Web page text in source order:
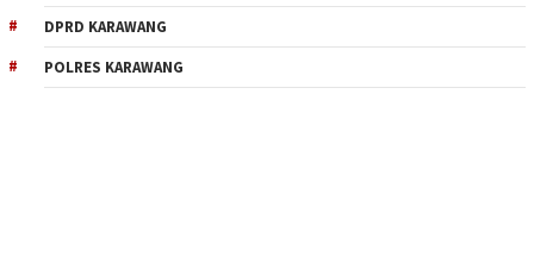
DPRD KARAWANG
POLRES KARAWANG